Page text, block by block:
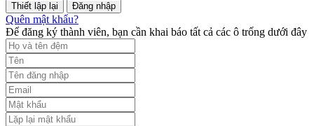
Đăng nhập
Quên mật khẩu?
Để đăng ký thành viên, bạn cần khai báo tất cả các ô trống dưới đây